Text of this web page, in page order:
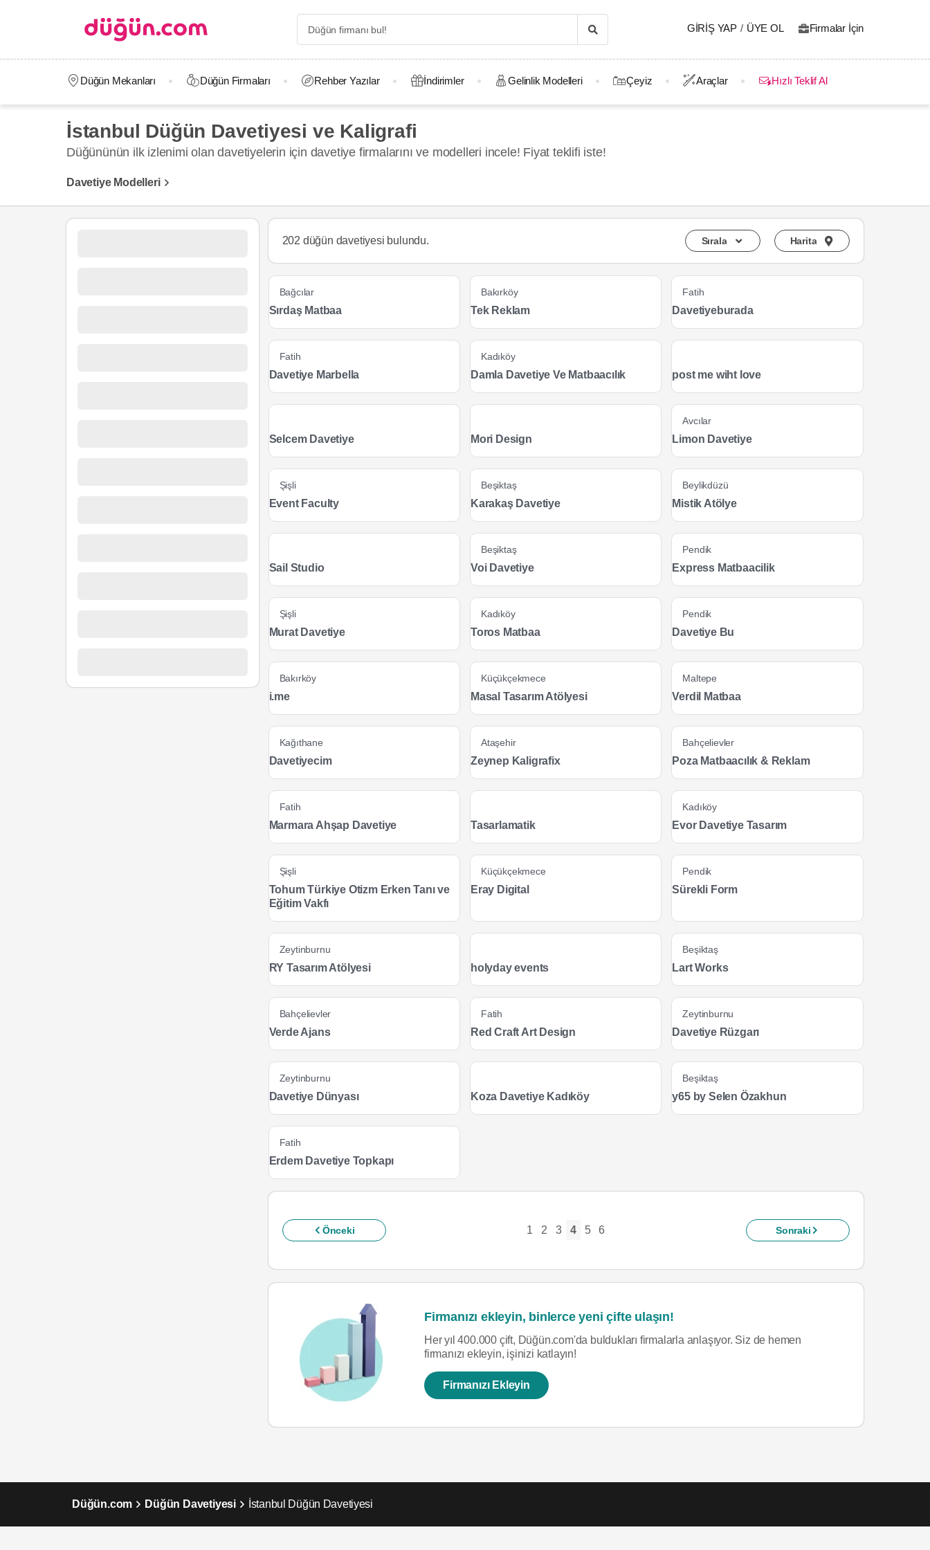
GIRIŞ YAP / ÜYE OL Firmalar İçin
Düğün Mekanları Düğün Firmaları Rehber Yazılar İndirimler Gelinlik Modelleri Çeyiz Araçlar Hızlı Teklif Al
İstanbul Düğün Davetiyesi ve Kaligrafi
Düğününün ilk izlenimi olan davetiyelerin için davetiye firmalarını ve modelleri incele! Fiyat teklifi iste!
Davetiye Modelleri
202 düğün davetiyesi bulundu. Sırala Harita
Bağcılar
Sırdaş Matbaa
Bakırköy
Tek Reklam
Fatih
Davetiyeburada
Fatih
Davetiye Marbella
Kadıköy
Damla Davetiye Ve Matbaacılık post me wiht love
Selcem Davetiye Mori Design
Avcılar
Limon Davetiye
Şişli
Event Faculty
Beşiktaş
Karakaş Davetiye
Beylikdüzü
Mistik Atölye
Sail Studio
Beşiktaş
Voi Davetiye
Pendik
Express Matbaacilik
Şişli
Murat Davetiye
Kadıköy
Toros Matbaa
Pendik
Davetiye Bu
Bakırköy
i.me
Küçükçekmece
Masal Tasarım Atölyesi
Maltepe
Verdil Matbaa
Kağıthane
Davetiyecim
Ataşehir
Zeynep Kaligrafix
Bahçelievler
Poza Matbaacılık & Reklam
Fatih
Marmara Ahşap Davetiye Tasarlamatik
Kadıköy
Evor Davetiye Tasarım
Şişli
Tohum Türkiye Otizm Erken Tanı ve
Eğitim Vakfı
Küçükçekmece
Eray Digital
Pendik
Sürekli Form
Zeytinburnu
RY Tasarım Atölyesi holyday events
Beşiktaş
Lart Works
Bahçelievler
Verde Ajans
Fatih
Red Craft Art Design
Zeytinburnu
Davetiye Rüzgarı
Zeytinburnu
Davetiye Dünyası Koza Davetiye Kadıköy
Beşiktaş
y65 by Selen Özakhun
Fatih
Erdem Davetiye Topkapı
Önceki 1 2 3 4 5 6 Sonraki
Firmanızı ekleyin, binlerce yeni çifte ulaşın!
Her yıl 400.000 çift, Düğün.com'da buldukları firmalarla anlaşıyor. Siz de hemen
firmanızı ekleyin, işinizi katlayın!
Firmanızı Ekleyin
Düğün.com Düğün Davetiyesi İstanbul Düğün Davetiyesi